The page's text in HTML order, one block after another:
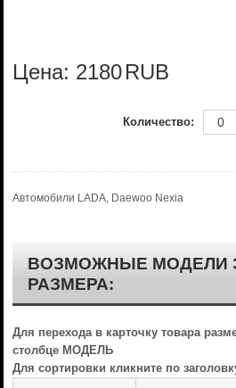
Цена: 2180RUB
Количество:
Автомобили LADA, Daewoo Nexia
ВОЗМОЖНЫЕ МОДЕЛИ
РАЗМЕРА:
Для перехода в карточку товара
столбце МОДЕЛЬ
Для сортировки кликните по